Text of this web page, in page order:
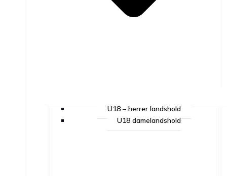
U18 – herrer landshold
U18 damelandshold